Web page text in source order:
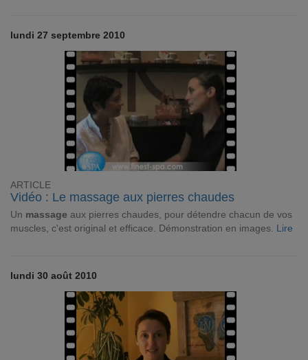
lundi 27 septembre 2010
ARTICLE
Vidéo : Le massage aux pierres chaudes
Un massage aux pierres chaudes, pour détendre chacun de vos
muscles, c'est original et efficace. Démonstration en images. Lire
lundi 30 août 2010